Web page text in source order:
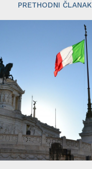
PRETHODNI ČLANAK